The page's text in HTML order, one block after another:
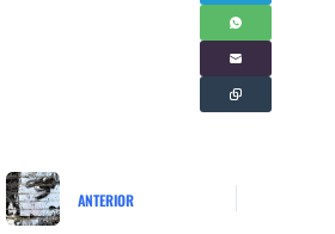
ANTERIOR